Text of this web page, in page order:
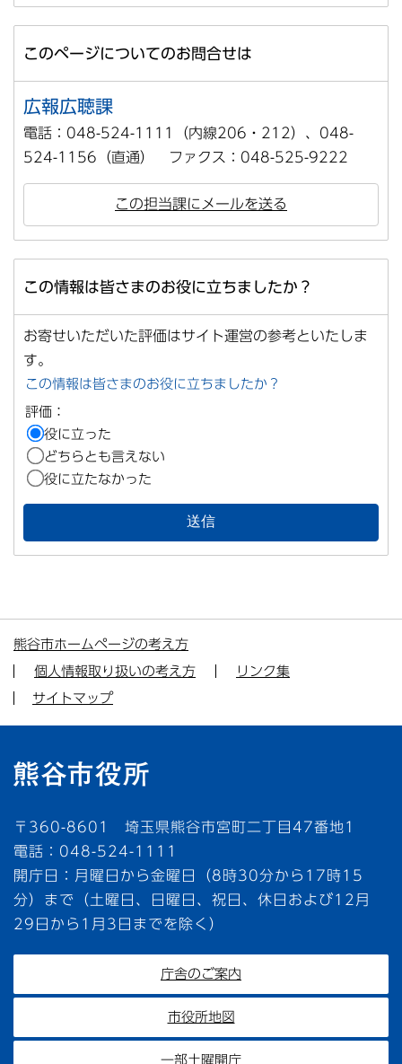
このページについてのお問合せは
広報広聴課
電話：048-524-1111（内線206・212）、048-
524-1156（直通） ファクス：048-525-9222
この担当課にメールを送る
この情報は皆さまのお役に立ちましたか？
お寄せいただいた評価はサイト運営の参考といたしま
す。
この情報は皆さまのお役に立ちましたか？
評価：
役に立った
どちらとも言えない
役に立たなかった
熊谷市ホームページの考え方
個人情報取り扱いの考え方
リンク集
サイトマップ
〒360-8601 埼玉県熊谷市宮町二丁目47番地1
電話：048-524-1111
開庁日：月曜日から金曜日（8時30分から17時15
分）まで（土曜日、日曜日、祝日、休日および12月
29日から1月3日までを除く）
庁舎のご案内
市役所地図
一部土曜開庁